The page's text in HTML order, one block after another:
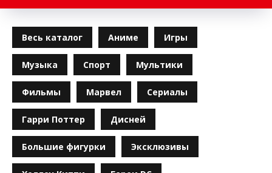
Весь каталог Аниме Игры
Музыка Спорт Мультики
Фильмы Марвел Сериалы
Гарри Поттер Дисней
Большие фигурки Эксклюзивы